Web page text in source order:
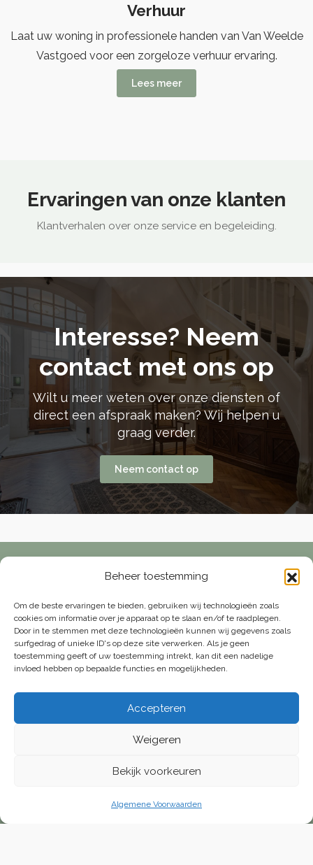
Beheer toestemming
Om de beste ervaringen te bieden, gebruiken wij technologieën zoals
cookies om informatie over je apparaat op te slaan en/of te raadplegen.
Door in te stemmen met deze technologieën kunnen wij gegevens zoals
surfgedrag of unieke ID's op deze site verwerken. Als je geen
toestemming geeft of uw toestemming intrekt, kan dit een nadelige
invloed hebben op bepaalde functies en mogelijkheden.
Accepteren
Weigeren
Bekijk voorkeuren
Algemene Voorwaarden
Verhuur
Laat uw woning in professionele handen van Van Weelde
Vastgoed voor een zorgeloze verhuur ervaring.
Lees meer
Ervaringen van onze klanten
Klantverhalen over onze service en begeleiding.
Interesse? Neem
contact met ons op
Wilt u meer weten over onze diensten of
direct een afspraak maken? Wij helpen u
graag verder.
Neem contact op
Adres | Scheveningseweg 8, 2517KT Den Haag
[email protected]
Telefoon | 070 – 415 0150